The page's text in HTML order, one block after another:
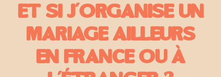
Et si j’organise un
mariage ailleurs
en France ou à